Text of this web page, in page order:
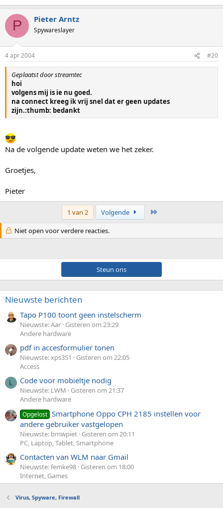
P Pieter Arntz
Spywareslayer
4 apr 2004 #20
Geplaatst door streamtec
hoi
volgens mij is ie nu goed.
na connect kreeg ik vrij snel dat er geen updates
zijn.:thumb: bedankt
Na de volgende update weten we het zeker.
Groetjes,
Pieter
1 van 2 Volgende
Niet open voor verdere reacties.
Steun ons
Nieuwste berichten
Tapo P100 toont geen instelscherm
Nieuwste: Aar Gisteren om 23:29
Andere hardware
pdf in accesformulier tonen
Nieuwste: xps351
Gisteren om 22:05
Access
L Code voor mobieltje nodig
Nieuwste: LWM
Gisteren om 21:37
Andere hardware
Opgelost Smartphone Oppo CPH 2185 instellen voor
andere gebruiker vastgelopen
Nieuwste: bmwpiet Gisteren om 20:11
PC, Laptop, Tablet, Smartphone
Contacten van WLM naar Gmail
Nieuwste: femke98 Gisteren om 18:00
Internet, Games
Virus, Spyware, Firewall